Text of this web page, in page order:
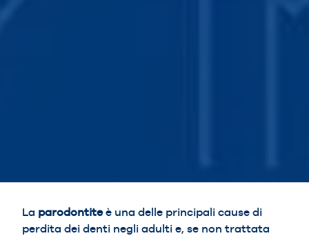
La parodontiteè una delle principali cause di
perdita dei denti negli adulti e, se non trattata